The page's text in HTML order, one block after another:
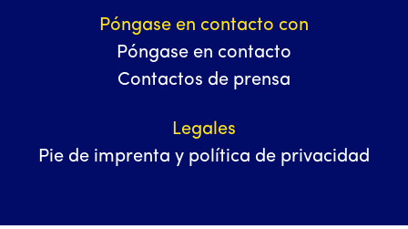
Póngase en contacto con
Póngase en contacto
Contactos de prensa
Legales
Pie de imprenta y política de privacidad